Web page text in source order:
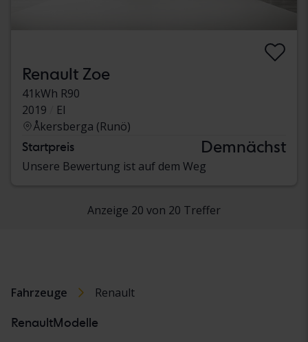
Renault Zoe
41kWh R90
2019
El
Åkersberga (Runö)
Startpreis Demnächst
Unsere Bewertung ist auf dem Weg
Anzeige 20 von 20 Treffer
Fahrzeuge Renault
RenaultModelle